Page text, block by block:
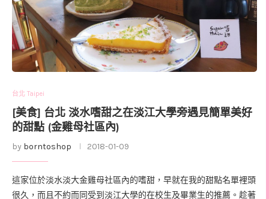
台北 Taipei
[美食] 台北 淡水嗜甜之在淡江大學旁遇見簡單美好
的甜點 (金雞母社區內)
by borntoshop 2018-01-09
這家位於淡水淡大金雞母社區內的嗜甜，早就在我的甜點名單裡頭
很久，而且不約而同受到淡江大學的在校生及畢業生的推薦。趁著